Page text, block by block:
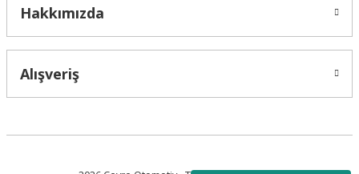
Hakkımızda
Alışveriş